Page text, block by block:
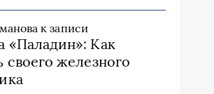
к записи
«Паладин»: Как
своего железного